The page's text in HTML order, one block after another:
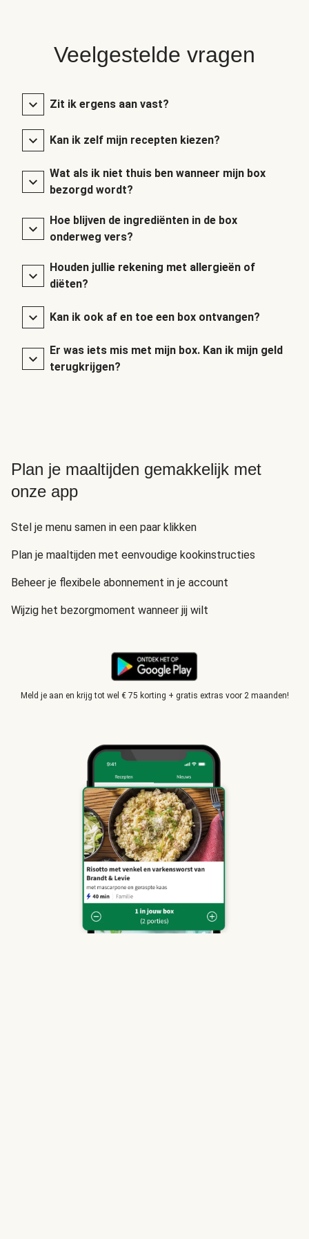
Veelgestelde vragen
Zit ik ergens aan vast?
Kan ik zelf mijn recepten kiezen?
Wat als ik niet thuis ben wanneer mijn box
bezorgd wordt?
Hoe blijven de ingrediënten in de box
onderweg vers?
Houden jullie rekening met allergieën of
diëten?
Kan ik ook af en toe een box ontvangen?
Er was iets mis met mijn box. Kan ik mijn geld
terugkrijgen?
Plan je maaltijden gemakkelijk met
onze app
Stel je menu samen in een paar klikken
Plan je maaltijden met eenvoudige kookinstructies
Beheer je flexibele abonnement in je account
Wijzig het bezorgmoment wanneer jij wilt
Meld je aan en krijg tot wel € 75 korting + gratis extras voor 2 maanden!